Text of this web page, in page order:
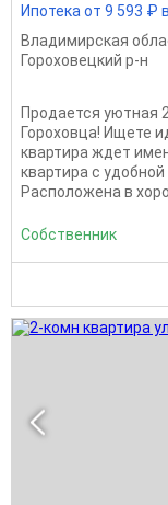
Ипотека от 9 593 ₽
Владимирская
Гороховецкий р-н
Продается уютная
Гороховца! Ищете
квартира ждет
квартира с
Расположена в
Собственник